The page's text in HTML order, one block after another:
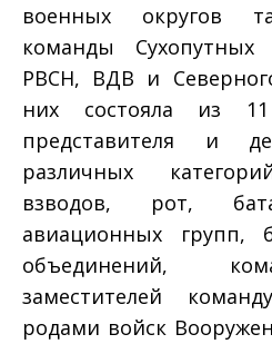
военных округов
команды
РВСН, ВДВ и
них состояла из
представителя и
различных
взводов, рот,
авиационных групп,
объединений,
заместителей
родами войск